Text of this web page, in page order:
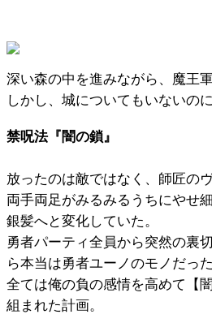
深い森の中を進みながら、魔王
しかし、城についてもいないの
禁呪法『闇の鎖』
放ったのは敵ではなく、師匠の
両手両足がみるみるうちにやせ
銀髪へと変化していた。
勇者パーティ全員から突然の裏
ら本当は勇者ユーノのモノだっ
全ては俺の負の感情を高めて【
組まれた計画。